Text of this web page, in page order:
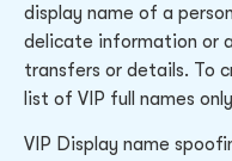
display name of a
delicate information or
transfers or details. To
list of VIP full names
VIP Display name